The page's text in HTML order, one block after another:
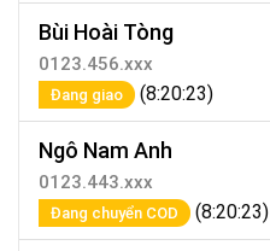
Bùi Hoài Tòng
0123.456.xxx
Đang giao (8:20:23)
Ngô Nam Anh
0123.443.xxx
Đang chuyển COD (8:20:23)